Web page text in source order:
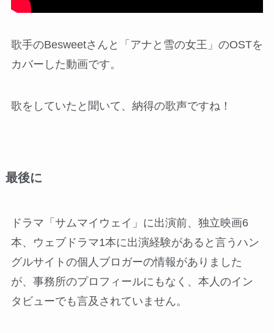
歌手のBesweetさんと「アナと雪の女王」のOSTを
カバーした動画です。
歌をしていたと聞いて、納得の歌声ですね！
最後に
ドラマ「サムマイウェイ」に出演前、独立映画6
本、ウェブドラマ1本に出演経験があると言うハン
グルサイトの個人ブロガーの情報がありました
が、事務所のプロフィールにもなく、本人のイン
タビューでも言及されていません。